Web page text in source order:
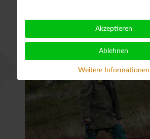
Akzeptieren
Ablehnen
Weitere Informationen